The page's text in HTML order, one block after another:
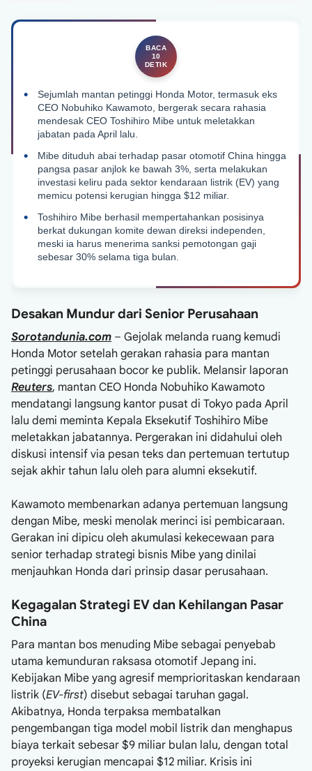
Sejumlah mantan petinggi Honda Motor, termasuk eks
CEO Nobuhiko Kawamoto, bergerak secara rahasia
mendesak CEO Toshihiro Mibe untuk meletakkan
jabatan pada April lalu.
Mibe dituduh abai terhadap pasar otomotif China hingga
pangsa pasar anjlok ke bawah 3%, serta melakukan
investasi keliru pada sektor kendaraan listrik (EV) yang
memicu potensi kerugian hingga $12 miliar.
Toshihiro Mibe berhasil mempertahankan posisinya
berkat dukungan komite dewan direksi independen,
meski ia harus menerima sanksi pemotongan gaji
sebesar 30% selama tiga bulan.
Desakan Mundur dari Senior Perusahaan
Sorotandunia.com – Gejolak melanda ruang kemudi
Honda Motor setelah gerakan rahasia para mantan
petinggi perusahaan bocor ke publik. Melansir laporan
Reuters, mantan CEO Honda Nobuhiko Kawamoto
mendatangi langsung kantor pusat di Tokyo pada April
lalu demi meminta Kepala Eksekutif Toshihiro Mibe
meletakkan jabatannya. Pergerakan ini didahului oleh
diskusi intensif via pesan teks dan pertemuan tertutup
sejak akhir tahun lalu oleh para alumni eksekutif.
Kawamoto membenarkan adanya pertemuan langsung
dengan Mibe, meski menolak merinci isi pembicaraan.
Gerakan ini dipicu oleh akumulasi kekecewaan para
senior terhadap strategi bisnis Mibe yang dinilai
menjauhkan Honda dari prinsip dasar perusahaan.
Kegagalan Strategi EV dan Kehilangan Pasar
China
Para mantan bos menuding Mibe sebagai penyebab
utama kemunduran raksasa otomotif Jepang ini.
Kebijakan Mibe yang agresif memprioritaskan kendaraan
listrik (EV-first) disebut sebagai taruhan gagal.
Akibatnya, Honda terpaksa membatalkan
pengembangan tiga model mobil listrik dan menghapus
biaya terkait sebesar $9 miliar bulan lalu, dengan total
proyeksi kerugian mencapai $12 miliar. Krisis ini